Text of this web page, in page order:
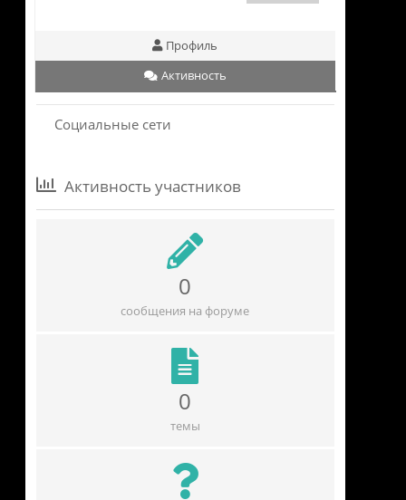
Профиль
Активность
Социальные сети
Активность участников
0
сообщения на форуме
0
темы